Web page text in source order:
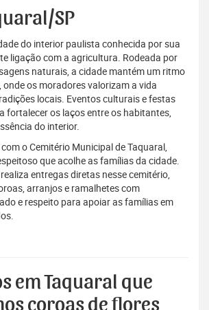
SP
do interior paulista conhecida por sua
ligação com a agricultura. Rodeada por
naturais, a cidade mantém um ritmo
onde os moradores valorizam a vida
locais. Eventos culturais e festas
fortalecer os laços entre os habitantes,
do interior.
o Cemitério Municipal de Taquaral,
que acolhe as famílias da cidade.
entregas diretas nesse cemitério,
arranjos e ramalhetes com
e respeito para apoiar as famílias em
em Taquaral que
coroas de flores